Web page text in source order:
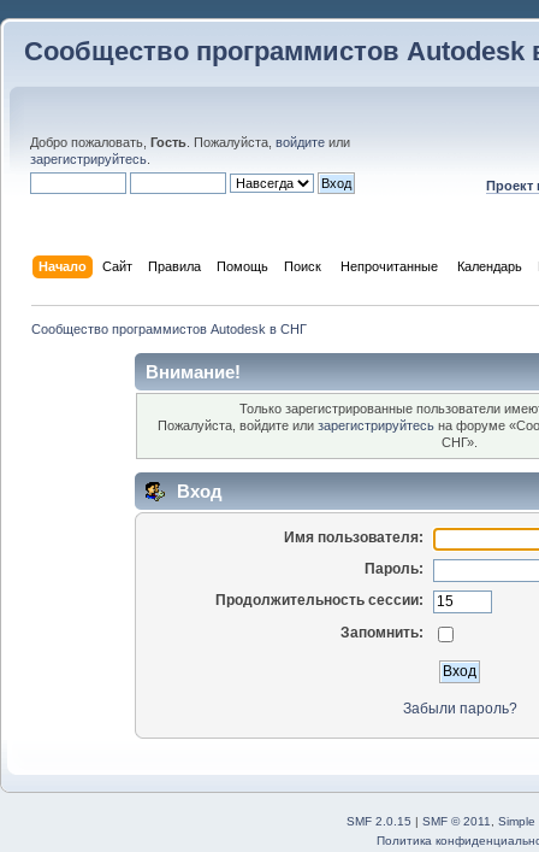
Сообщество программистов Autodesk
Добро пожаловать, Гость . Пожалуйста, войдите или
зарегистрируйтесь
Проект
Начало Сайт Правила Помощь Поиск Непрочитанные Календарь
Сообщество программистов Autodesk в СНГ
Внимание!
Только зарегистрированные пользователи
Пожалуйста, войдите или зарегистрируйтесь на форуме
СНГ».
Вход
Имя пользователя:
Пароль:
Продолжительность сессии:
Запомнить:
Забыли пароль?
SMF 2.0.15 | SMF © 2011
Simple
Политика